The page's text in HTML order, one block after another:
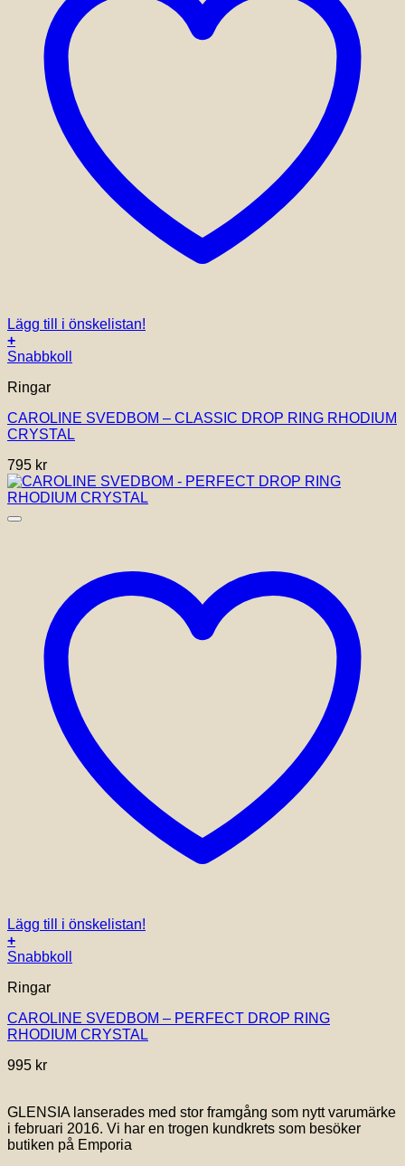
Lägg till i önskelistan!
+
Snabbkoll
Ringar
CAROLINE SVEDBOM – CLASSIC DROP RING RHODIUM
CRYSTAL
795 kr
Lägg till i önskelistan!
+
Snabbkoll
Ringar
CAROLINE SVEDBOM – PERFECT DROP RING
RHODIUM CRYSTAL
995 kr
GLENSIA lanserades med stor framgång som nytt varumärke
i februari 2016. Vi har en trogen kundkrets som besöker
butiken på Emporia